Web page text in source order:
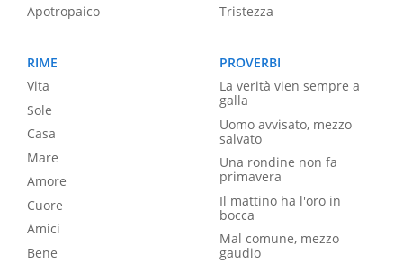
Apotropaico
Tristezza
RIME
Vita
Sole
Casa
Mare
Amore
Cuore
Amici
Bene
PROVERBI
La verità vien sempre a
galla
Uomo avvisato, mezzo
salvato
Una rondine non fa
primavera
Il mattino ha l'oro in
bocca
Mal comune, mezzo
gaudio